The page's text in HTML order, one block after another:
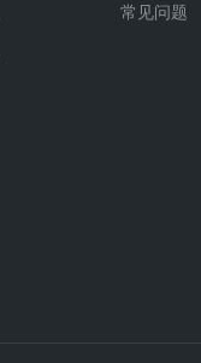
常见问题